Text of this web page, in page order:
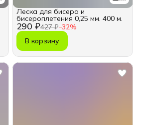
290 ₽427 ₽−32%
Леска для бисера и
бисероплетения 0,25 мм. 400 м.
В корзину